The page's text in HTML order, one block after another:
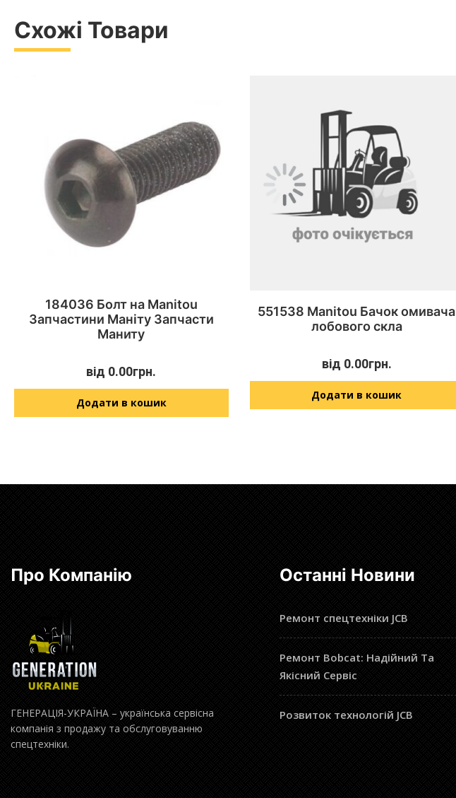
Схожі Товари
184036 Болт на Manitou
Запчастини Маніту Запчасти
Маниту
від 0.00грн.
Додати в кошик
551538 Manitou Бачок омивача
лобового скла
від 0.00грн.
Додати в кошик
Про Компанію
ГЕНЕРАЦІЯ-УКРАЇНА – українська сервісна
компанія з продажу та обслуговуванню
спецтехніки.
Останні Новини
Ремонт спецтехніки JCB
Ремонт Bobcat: Надійний Та
Якісний Сервіс
Розвиток технологій JCB